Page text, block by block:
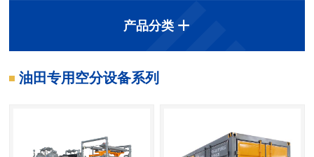
产品分类 
油田专用空分设备系列